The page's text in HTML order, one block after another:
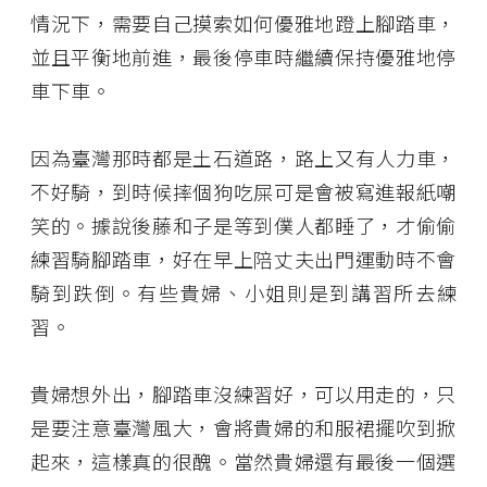
情況下，需要自己摸索如何優雅地蹬上腳踏車，
並且平衡地前進，最後停車時繼續保持優雅地停
車下車。
因為臺灣那時都是土石道路，路上又有人力車，
不好騎，到時候摔個狗吃屎可是會被寫進報紙嘲
笑的。據說後藤和子是等到僕人都睡了，才偷偷
練習騎腳踏車，好在早上陪丈夫出門運動時不會
騎到跌倒。有些貴婦、小姐則是到講習所去練
習。
貴婦想外出，腳踏車沒練習好，可以用走的，只
是要注意臺灣風大，會將貴婦的和服裙擺吹到掀
起來，這樣真的很醜。當然貴婦還有最後一個選